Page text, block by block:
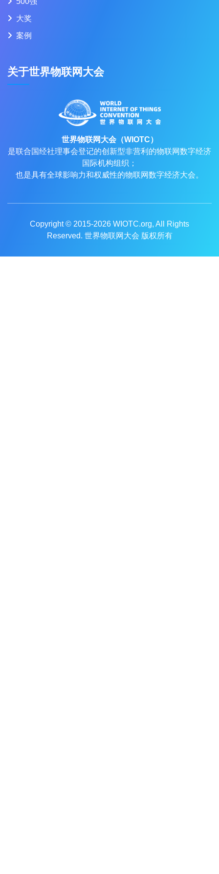
大奖
案例
关于世界物联网大会
世界物联网大会（WIOTC）
是联合国经社理事会登记的创新型非营利的物联网数字经济
国际机构组织；
也是具有全球影响力和权威性的物联网数字经济大会。
Copyright © 2015-2026 WIOTC.org, All Rights
Reserved. 世界物联网大会 版权所有